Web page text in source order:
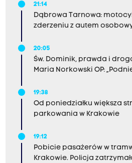
21:14
Dąbrowa Tarnowa:
zderzeniu z autem
20:05
Św. Dominik, prawda i
Maria Norkowski OP:
19:38
Od poniedziałku większa
parkowania w Krakowie
19:12
Pobicie pasażerów w
Krakowie. Policja